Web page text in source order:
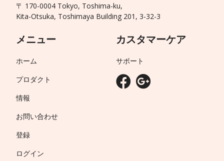
〒 170-0004 Tokyo, Toshima-ku,
Kita-Otsuka, Toshimaya Building 201, 3-32-3
メニュー
ホーム
プロダクト
情報
お問い合わせ
登録
ログイン
カスタマーケア
サポート